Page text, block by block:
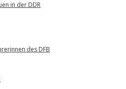
in der DDR
des DFB